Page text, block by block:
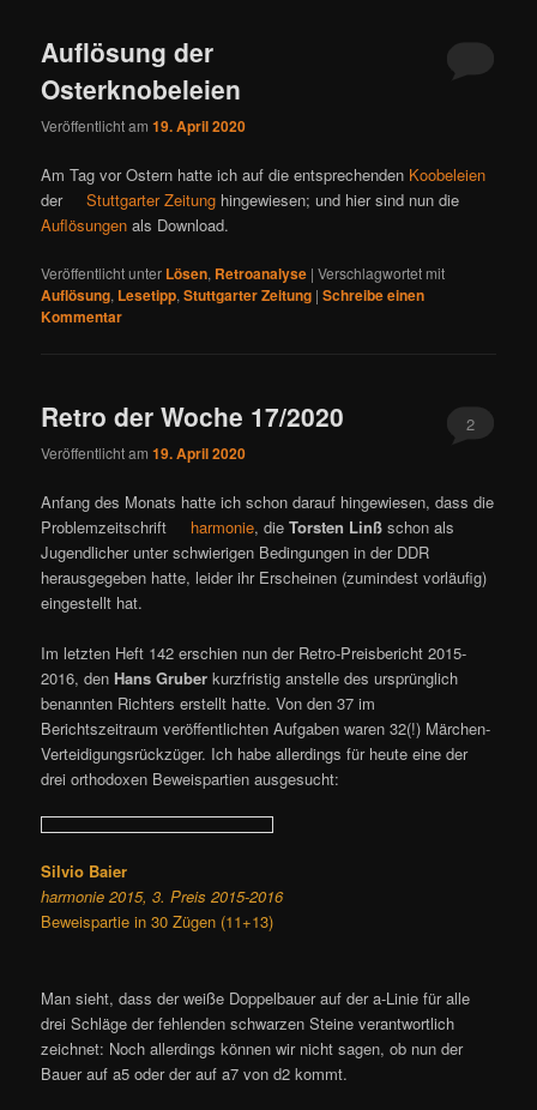
Auflösung der
Osterknobeleien
Veröffentlicht am19. April 2020
Am Tag vor Ostern hatte ich auf die entsprechenden Koobeleien
der
Stuttgarter Zeitung hingewiesen; und hier sind nun die
Auflösungen als Download.
Veröffentlicht unter Lösen, Retroanalyse |Verschlagwortet mit
Auflösung, Lesetipp,Stuttgarter Zeitung |Schreibe einen
Kommentar
Retro der Woche 17/2020
Veröffentlicht am19. April 2020
2
Anfang des Monats hatte ich schon darauf hingewiesen, dass die
Problemzeitschrift
harmonie, dieTorsten Linß schon als
Jugendlicher unter schwierigen Bedingungen in der DDR
herausgegeben hatte, leider ihr Erscheinen (zumindest vorläufig)
eingestellt hat.
Im letzten Heft 142 erschien nun der Retro-Preisbericht 2015-
2016, den Hans Gruber kurzfristig anstelle des ursprünglich
benannten Richters erstellt hatte. Von den 37 im
Berichtszeitraum veröffentlichten Aufgaben waren 32(!) Märchen-
Verteidigungsrückzüger. Ich habe allerdings für heute eine der
drei orthodoxen Beweispartien ausgesucht:
Silvio Baier
harmonie 2015, 3. Preis 2015-2016
Beweispartie in 30 Zügen (11+13)
Man sieht, dass der weiße Doppelbauer auf der a-Linie für alle
drei Schläge der fehlenden schwarzen Steine verantwortlich
zeichnet: Noch allerdings können wir nicht sagen, ob nun der
Bauer auf a5 oder der auf a7 von d2 kommt.